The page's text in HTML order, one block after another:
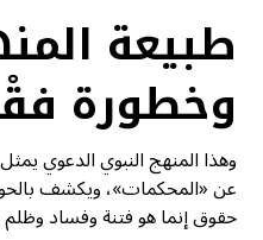
طبيعة
وخطورة
وهذا المنهج النبوي الدعوي
عن «المحكمات»، ويكشف
حقوق إنما هو فتنة وفساد